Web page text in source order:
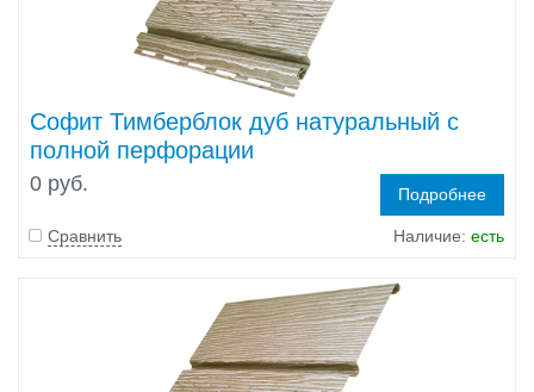
Софит Тимберблок дуб натуральный с
полной перфорации
0 руб. Подробнее
Сравнить Наличие: есть